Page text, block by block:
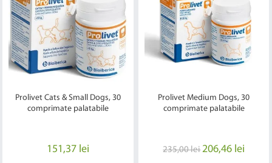
Prolivet Cats & Small Dogs, 30
comprimate palatabile
151,37 lei
Prolivet Medium Dogs, 30
comprimate palatabile
235,00 lei 206,46 lei